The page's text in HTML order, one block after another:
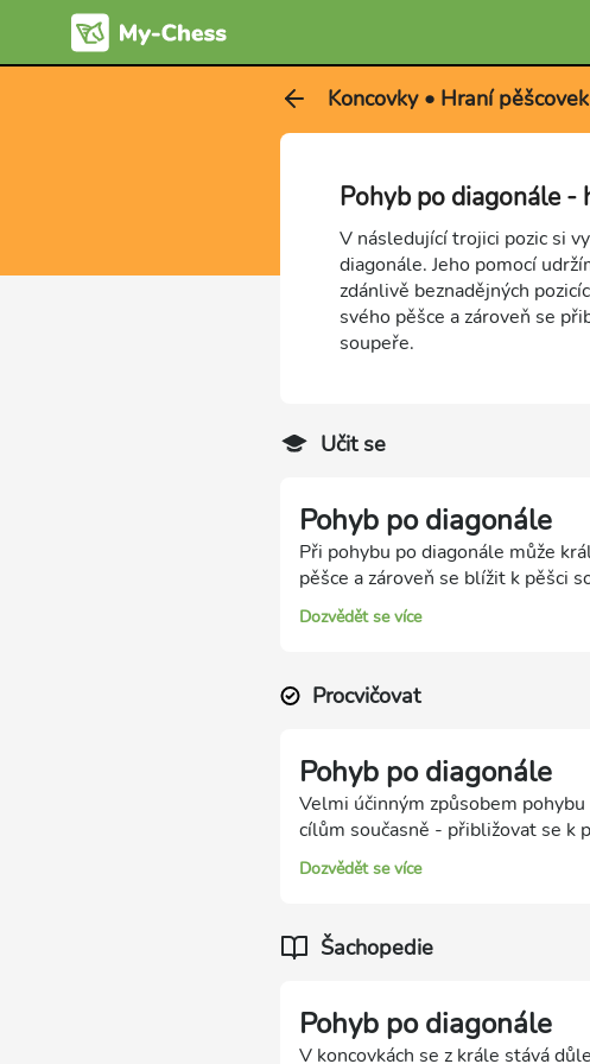
Koncovky • Hraní pěšcovek
Pohyb po diagonále -
V následující trojici pozic si
diagonále. Jeho pomocí
zdánlivě beznadějných
svého pěšce a zároveň se
soupeře.
Učit se
Pohyb po diagonále
Při pohybu po diagonále může
pěšce a zároveň se blížit k pěšci
Dozvědět se více
Procvičovat
Pohyb po diagonále
Velmi účinným způsobem
cílům současně - přibližovat se k
Dozvědět se více
Šachopedie
Pohyb po diagonále
V koncovkách se z krále stává